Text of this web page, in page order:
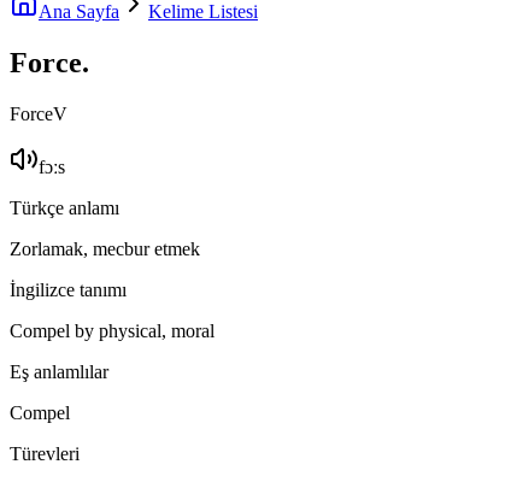
Ana Sayfa Kelime Listesi
Force.
ForceV
fɔːs
Türkçe anlamı
Zorlamak, mecbur etmek
İngilizce tanımı
Compel by physical, moral
Eş anlamlılar
Compel
Türevleri